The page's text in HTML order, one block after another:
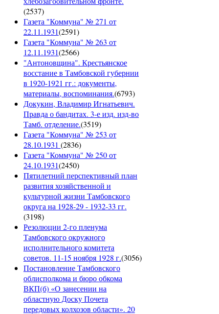
(2537)
Газета "Коммуна" № 271 от
22.11.1931(2591)
Газета "Коммуна" № 263 от
12.11.1931(2566)
"Антоновщина". Крестьянское
восстание в Тамбовской губернии
в 1920-1921 гг.: документы,
материалы, воспоминания.(6793)
Докукин, Владимир Игнатьевич.
Правда о бандитах. 3-е изд. изд-во
Тамб. отделение.(3519)
Газета "Коммуна" № 253 от
28.10.1931 (2836)
Газета "Коммуна" № 250 от
24.10.1931(2450)
Пятилетний перспективный план
развития хозяйственной и
культурной жизни Тамбовского
округа на 1928-29 - 1932-33 гг.
(3198)
Резолюции 2-го пленума
Тамбовского окружного
исполнительного комитета
советов. 11-15 ноября 1928 г.(3056)
Постановление Тамбовского
облисполкома и бюро обкома
ВКП(б) «О занесении на
областную Доску Почета
передовых колхозов области». 20